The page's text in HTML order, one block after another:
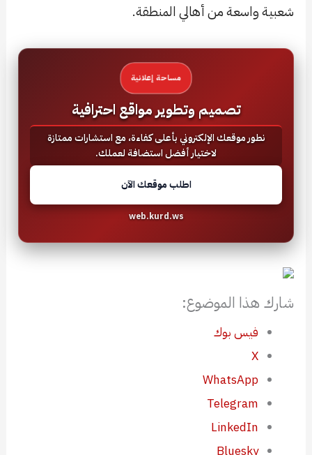
شعبية واسعة من أهالي المنطقة.
مساحة إعلانية
تصميم وتطوير مواقع احترافية
نطور موقعك الإلكتروني بأعلى كفاءة، مع استشارات ممتازة
لاختيار أفضل استضافة لعملك.
اطلب موقعك الآن
web.kurd.ws
شارك هذا الموضوع:
فيس بوك
X
WhatsApp
Telegram
LinkedIn
Bluesky